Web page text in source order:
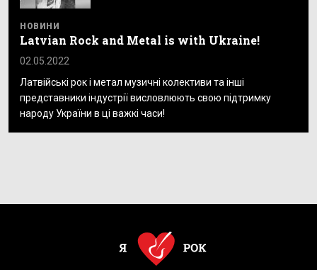
НОВИНИ
Latvian Rock and Metal is with Ukraine!
02.05.2022
Латвійські рок і метал музичні колективи та інші
представники індустрії висловлюють свою підтримку
народу України в ці важкі часи!